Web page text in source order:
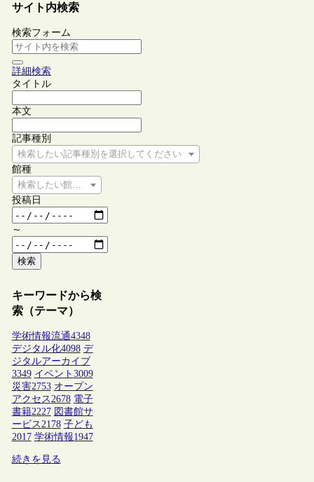
サイト内検索
検索フォーム
詳細検索
タイトル
本文
記事種別
検索したい記事種別を選択してください
館種
検索したい館種を選択してください
投稿日
～
検索
キーワードから検
索（テーマ）
学術情報流通4348
デジタル化4098 デ
ジタルアーカイブ
3349 イベント 3009
災害2753 オープン
アクセス2678 電子
書籍2227 図書館サ
ービス2178 子ども
2017 学術情報1947
続きを見る